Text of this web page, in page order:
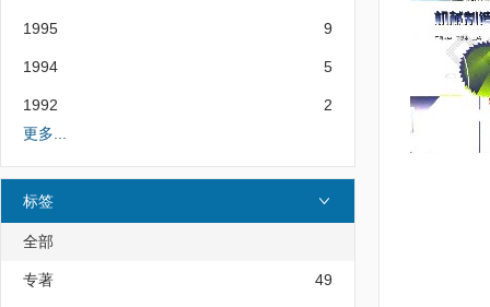
1995 9
1994 5
1992
2
更多...
标签
全部
专著 49